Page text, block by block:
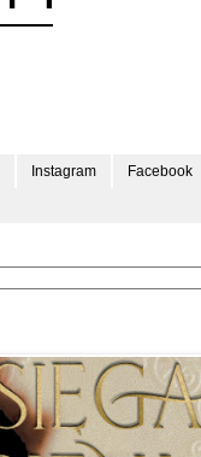
Instagram Facebook